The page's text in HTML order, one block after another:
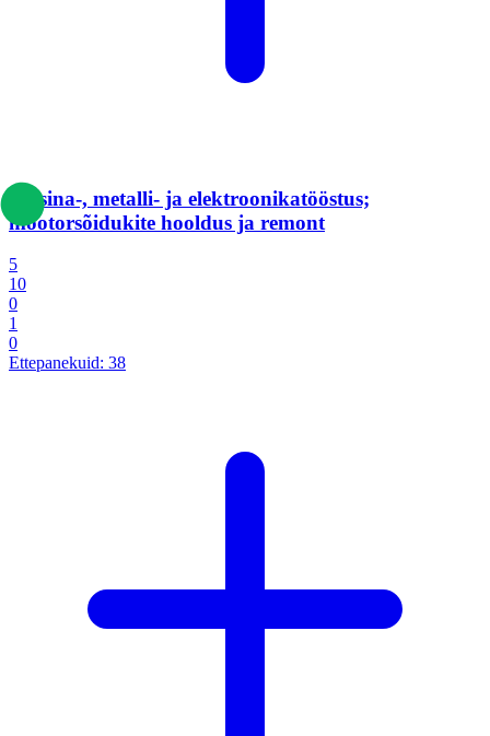
Masina-, metalli- ja elektroonikatööstus;
mootorsõidukite hooldus ja remont
5
10
0
1
0
Ettepanekuid: 38